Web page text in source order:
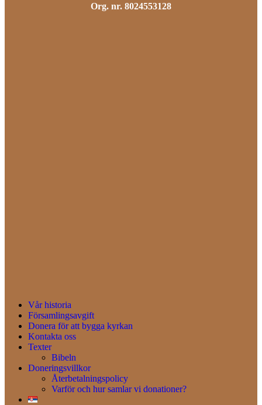
Org. nr. 8024553128
Vår historia
Församlingsavgift
Donera för att bygga kyrkan
Kontakta oss
Texter
Bibeln
Doneringsvillkor
Återbetalningspolicy
Varför och hur samlar vi donationer?